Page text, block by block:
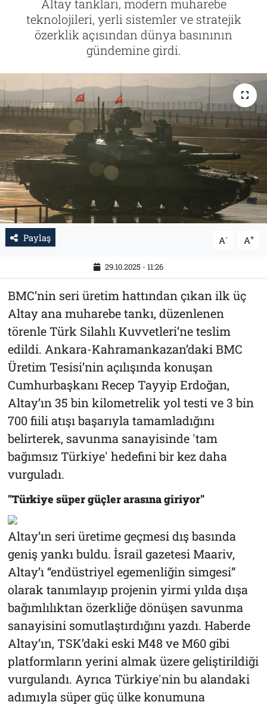
Altay tankları, modern muharebe
teknolojileri, yerli sistemler ve stratejik
özerklik açısından dünya basınının
gündemine girdi.
Paylaş A- A+
29.10.2025 - 11:26
BMC’nin seri üretim hattından çıkan ilk üç
Altay ana muharebe tankı, düzenlenen
törenle Türk Silahlı Kuvvetleri’ne teslim
edildi. Ankara-Kahramankazan’daki BMC
Üretim Tesisi’nin açılışında konuşan
Cumhurbaşkanı Recep Tayyip Erdoğan,
Altay’ın 35 bin kilometrelik yol testi ve 3 bin
700 fiili atışı başarıyla tamamladığını
belirterek, savunma sanayisinde 'tam
bağımsız Türkiye' hedefini bir kez daha
vurguladı.
"Türkiye süper güçler arasına giriyor"
Altay’ın seri üretime geçmesi dış basında
geniş yankı buldu. İsrail gazetesi Maariv,
Altay’ı “endüstriyel egemenliğin simgesi”
olarak tanımlayıp projenin yirmi yılda dışa
bağımlılıktan özerkliğe dönüşen savunma
sanayisini somutlaştırdığını yazdı. Haberde
Altay’ın, TSK’daki eski M48 ve M60 gibi
platformların yerini almak üzere geliştirildiği
vurgulandı. Ayrıca Türkiye'nin bu alandaki
adımıyla süper güç ülke konumuna
Tarih
İletişim